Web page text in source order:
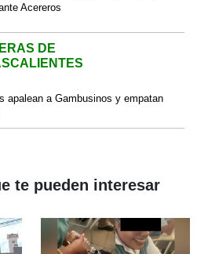
Acereros
DE
apalean a Gambusinos y empatan
te pueden interesar